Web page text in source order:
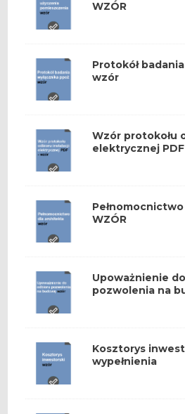
WZÓR
Protokół
wzór
Wzór protokołu
elektrycznej PDF
WZÓR
Upoważnienie
pozwolenia na
Kosztorys
wypełnienia